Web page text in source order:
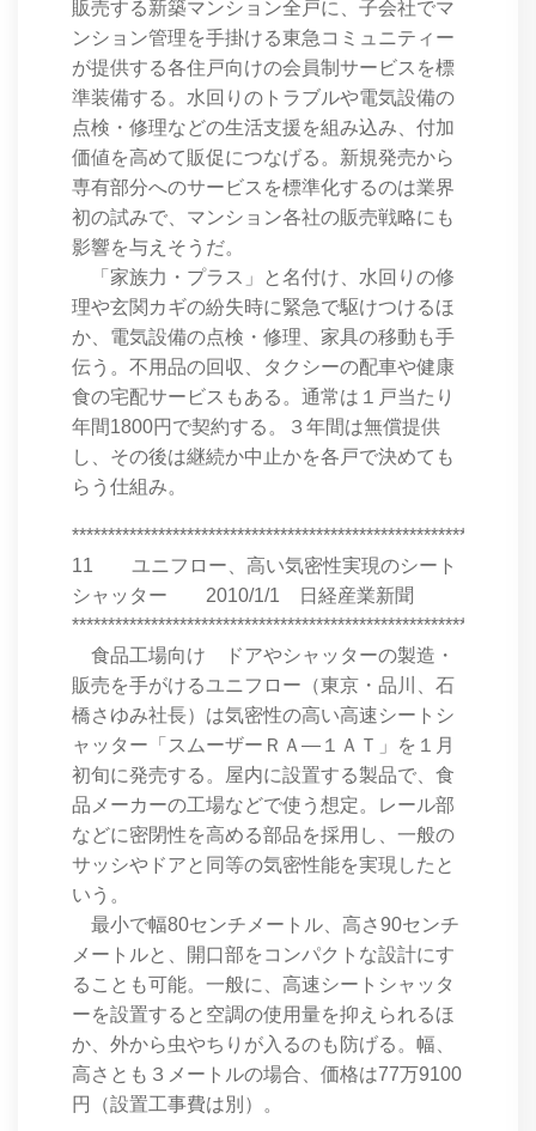
販売する新築マンション全戸に、子会社でマ
ンション管理を手掛ける東急コミュニティー
が提供する各住戸向けの会員制サービスを標
準装備する。水回りのトラブルや電気設備の
点検・修理などの生活支援を組み込み、付加
価値を高めて販促につなげる。新規発売から
専有部分へのサービスを標準化するのは業界
初の試みで、マンション各社の販売戦略にも
影響を与えそうだ。
「家族力・プラス」と名付け、水回りの修
理や玄関カギの紛失時に緊急で駆けつけるほ
か、電気設備の点検・修理、家具の移動も手
伝う。不用品の回収、タクシーの配車や健康
食の宅配サービスもある。通常は１戸当たり
年間1800円で契約する。３年間は無償提供
し、その後は継続か中止かを各戸で決めても
らう仕組み。
11 ユニフロー、高い気密性実現のシート
シャッター 2010/1/1 日経産業新聞
食品工場向け ドアやシャッターの製造・
販売を手がけるユニフロー（東京・品川、石
橋さゆみ社長）は気密性の高い高速シートシ
ャッター「スムーザーＲＡ―１ＡＴ」を１月
初旬に発売する。屋内に設置する製品で、食
品メーカーの工場などで使う想定。レール部
などに密閉性を高める部品を採用し、一般の
サッシやドアと同等の気密性能を実現したと
いう。
最小で幅80センチメートル、高さ90センチ
メートルと、開口部をコンパクトな設計にす
ることも可能。一般に、高速シートシャッタ
ーを設置すると空調の使用量を抑えられるほ
か、外から虫やちりが入るのも防げる。幅、
高さとも３メートルの場合、価格は77万9100
円（設置工事費は別）。